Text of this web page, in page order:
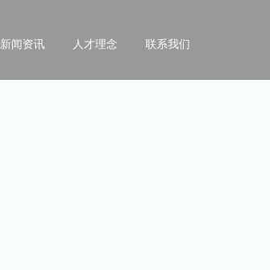
新闻资讯 人才理念 联系我们